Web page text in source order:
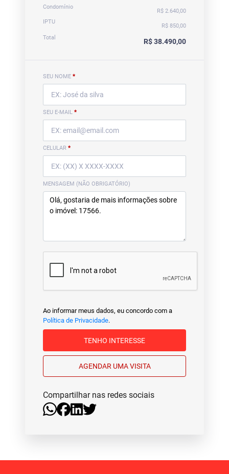
Condomínio
R$ 2.640,00
IPTU
R$ 850,00
Total
R$ 38.490,00
SEU NOME *
SEU E-MAIL *
CELULAR *
MENSAGEM (NÃO OBRIGATÓRIO)
Ao informar meus dados, eu concordo com a
Política de Privacidade.
TENHO INTERESSE
AGENDAR UMA VISITA
Compartilhar nas redes sociais